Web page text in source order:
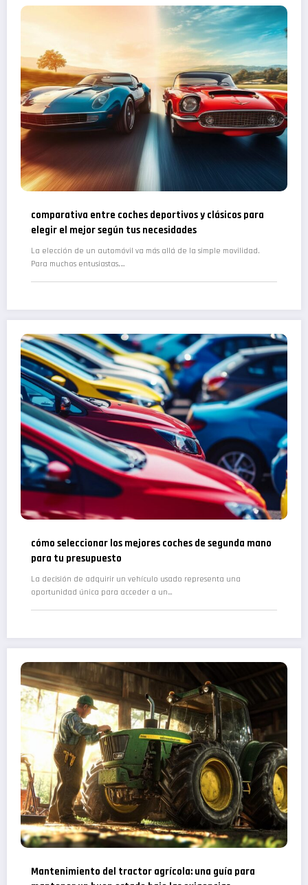
comparativa entre coches deportivos y clásicos para
elegir el mejor según tus necesidades
La elección de un automóvil va más allá de la simple movilidad.
Para muchos entusiastas,…
cómo seleccionar los mejores coches de segunda mano
para tu presupuesto
La decisión de adquirir un vehículo usado representa una
oportunidad única para acceder a un…
Mantenimiento del tractor agrícola: una guía para